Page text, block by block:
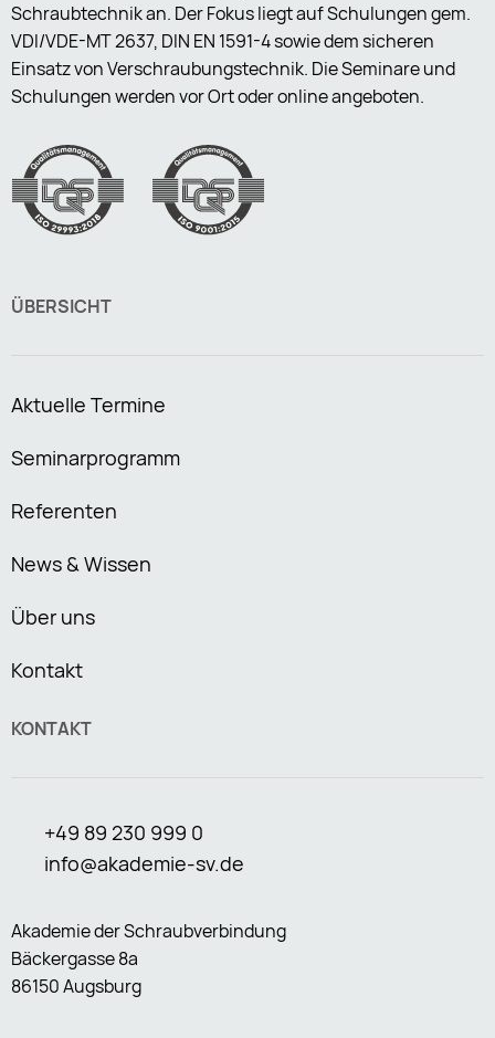
Schraubtechnik an. Der Fokus liegt auf Schulungen gem.
VDI/VDE-MT 2637, DIN EN 1591-4 sowie dem sicheren
Einsatz von Verschraubungstechnik. Die Seminare und
Schulungen werden vor Ort oder online angeboten.
ÜBERSICHT
Aktuelle Termine
Seminarprogramm
Referenten
News & Wissen
Über uns
Kontakt
KONTAKT
+49 89 230 999 0
info@akademie-sv.de
Akademie der Schraubverbindung
Bäckergasse 8a
86150 Augsburg